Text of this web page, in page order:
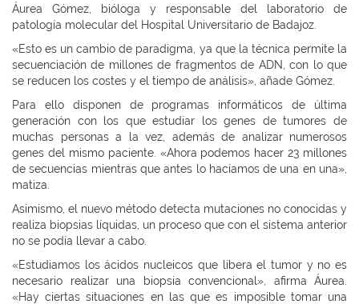
Áurea Gómez, bióloga y responsable del laboratorio de
patología molecular del Hospital Universitario de Badajoz.
«Esto es un cambio de paradigma, ya que la técnica permite la
secuenciación de millones de fragmentos de ADN, con lo que
se reducen los costes y el tiempo de análisis», añade Gómez.
Para ello disponen de programas informáticos de última
generación con los que estudiar los genes de tumores de
muchas personas a la vez, además de analizar numerosos
genes del mismo paciente. «Ahora podemos hacer 23 millones
de secuencias mientras que antes lo hacíamos de una en una»,
matiza.
Asimismo, el nuevo método detecta mutaciones no conocidas y
realiza biopsias líquidas, un proceso que con el sistema anterior
no se podía llevar a cabo.
«Estudiamos los ácidos nucleicos que libera el tumor y no es
necesario realizar una biopsia convencional», afirma Áurea.
«Hay ciertas situaciones en las que es imposible tomar una